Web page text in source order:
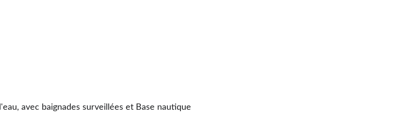
avec baignades surveillées et Base nautique